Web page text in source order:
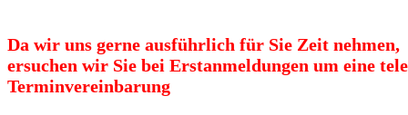
Da wir uns gerne ausführlich für Sie Zeit nehmen,
ersuchen wir Sie bei Erstanmeldungen um eine
Terminvereinbarung